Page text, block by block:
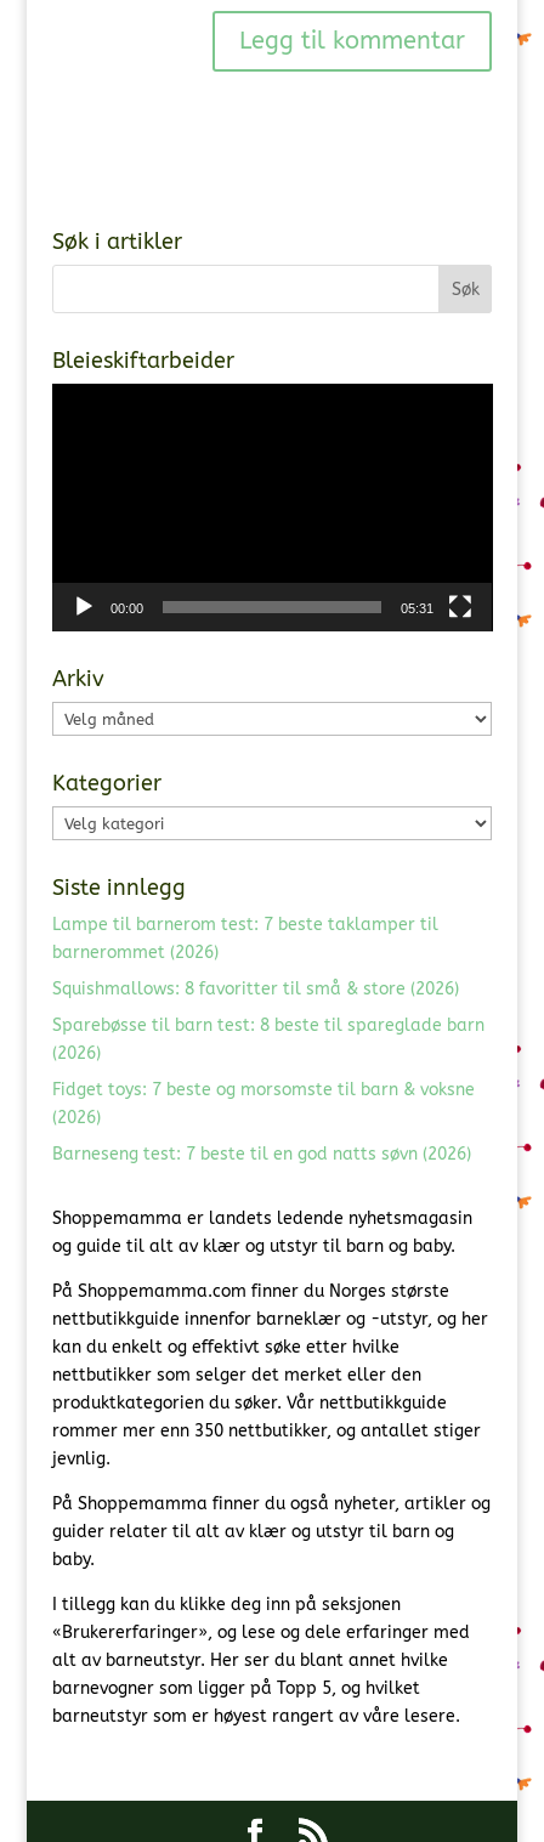
Søk i artikler
Bleieskiftarbeider
00:00 05:31
Arkiv
Arkiv
Kategorier
Kategorier
Siste innlegg
Lampe til barnerom test: 7 beste taklamper til
barnerommet (2026)
Squishmallows: 8 favoritter til små & store (2026)
Sparebøsse til barn test: 8 beste til spareglade barn
(2026)
Fidget toys: 7 beste og morsomste til barn & voksne
(2026)
Barneseng test: 7 beste til en god natts søvn (2026)
Shoppemamma er landets ledende nyhetsmagasin
og guide til alt av klær og utstyr til barn og baby.
På Shoppemamma.com finner du Norges største
nettbutikkguide innenfor barneklær og -utstyr, og her
kan du enkelt og effektivt søke etter hvilke
nettbutikker som selger det merket eller den
produktkategorien du søker. Vår nettbutikkguide
rommer mer enn 350 nettbutikker, og antallet stiger
jevnlig.
På Shoppemamma finner du også nyheter, artikler og
guider relater til alt av klær og utstyr til barn og
baby.
I tillegg kan du klikke deg inn på seksjonen
«Brukererfaringer», og lese og dele erfaringer med
alt av barneutstyr. Her ser du blant annet hvilke
barnevogner som ligger på Topp 5, og hvilket
barneutstyr som er høyest rangert av våre lesere.